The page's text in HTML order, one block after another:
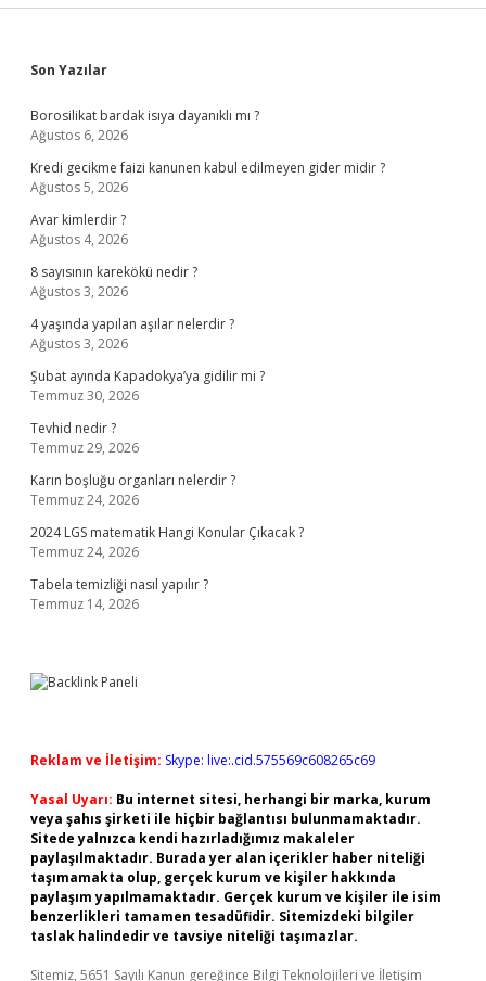
Sidebar
Son Yazılar
Borosilikat bardak isıya dayanıklı mı ?
Ağustos 6, 2026
Kredi gecikme faizi kanunen kabul edilmeyen gider midir ?
Ağustos 5, 2026
Avar kimlerdir ?
Ağustos 4, 2026
8 sayısının karekökü nedir ?
Ağustos 3, 2026
4 yaşında yapılan aşılar nelerdir ?
Ağustos 3, 2026
Şubat ayında Kapadokya’ya gidilir mi ?
Temmuz 30, 2026
Tevhid nedir ?
Temmuz 29, 2026
Karın boşluğu organları nelerdir ?
Temmuz 24, 2026
2024 LGS matematik Hangi Konular Çıkacak ?
Temmuz 24, 2026
Tabela temizliği nasıl yapılır ?
Temmuz 14, 2026
Reklam ve İletişim: Skype: live:.cid.575569c608265c69
Yasal Uyarı: Bu internet sitesi, herhangi bir marka, kurum
veya şahıs şirketi ile hiçbir bağlantısı bulunmamaktadır.
Sitede yalnızca kendi hazırladığımız makaleler
paylaşılmaktadır. Burada yer alan içerikler haber niteliği
taşımamakta olup, gerçek kurum ve kişiler hakkında
paylaşım yapılmamaktadır. Gerçek kurum ve kişiler ile isim
benzerlikleri tamamen tesadüfidir. Sitemizdeki bilgiler
taslak halindedir ve tavsiye niteliği taşımazlar.
Sitemiz, 5651 Sayılı Kanun gereğince Bilgi Teknolojileri ve İletişim